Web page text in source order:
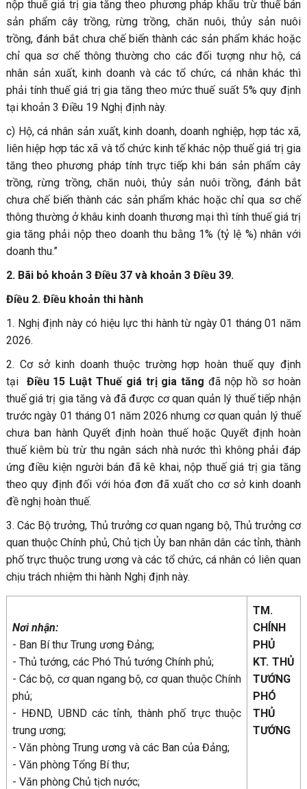
nộp thuế giá trị gia tăng theo phương pháp khấu trừ thuế bán
sản phẩm cây trồng, rừng trồng, chăn nuôi, thủy sản nuôi
trồng, đánh bắt chưa chế biến thành các sản phẩm khác hoặc
chỉ qua sơ chế thông thường cho các đối tượng như hộ, cá
nhân sản xuất, kinh doanh và các tổ chức, cá nhân khác thì
phải tính thuế giá trị gia tăng theo mức thuế suất 5% quy định
tại khoản 3 Điều 19 Nghị định này.
c) Hộ, cá nhân sản xuất, kinh doanh, doanh nghiệp, hợp tác xã,
liên hiệp hợp tác xã và tổ chức kinh tế khác nộp thuế giá trị gia
tăng theo phương pháp tính trực tiếp khi bán sản phẩm cây
trồng, rừng trồng, chăn nuôi, thủy sản nuôi trồng, đánh bắt
chưa chế biến thành các sản phẩm khác hoặc chỉ qua sơ chế
thông thường ở khâu kinh doanh thương mại thì tính thuế giá trị
gia tăng phải nộp theo doanh thu bằng 1% (tỷ lệ %) nhân với
doanh thu.”
2. Bãi bỏ khoản 3 Điều 37 và khoản 3 Điều 39.
Điều 2. Điều khoản thi hành
1. Nghị định này có hiệu lực thi hành từ ngày 01 tháng 01 năm
2026.
2. Cơ sở kinh doanh thuộc trường hợp hoàn thuế quy định
tại Điều 15 Luật Thuế giá trị gia tăng đã nộp hồ sơ hoàn
thuế giá trị gia tăng và đã được cơ quan quản lý thuế tiếp nhận
trước ngày 01 tháng 01 năm 2026 nhưng cơ quan quản lý thuế
chưa ban hành Quyết định hoàn thuế hoặc Quyết định hoàn
thuế kiêm bù trừ thu ngân sách nhà nước thì không phải đáp
ứng điều kiện người bán đã kê khai, nộp thuế giá trị gia tăng
theo quy định đối với hóa đơn đã xuất cho cơ sở kinh doanh
đề nghị hoàn thuế.
3. Các Bộ trưởng, Thủ trưởng cơ quan ngang bộ, Thủ trưởng cơ
quan thuộc Chính phủ, Chủ tịch Ủy ban nhân dân các tỉnh, thành
phố trực thuộc trung ương và các tổ chức, cá nhân có liên quan
chịu trách nhiệm thi hành Nghị định này.
Nơi nhận:
- Ban Bí thư Trung ương Đảng;
- Thủ tướng, các Phó Thủ tướng Chính phủ;
- Các bộ, cơ quan ngang bộ, cơ quan thuộc Chính
phủ;
- HĐND, UBND các tỉnh, thành phố trực thuộc
trung ương;
- Văn phòng Trung ương và các Ban của Đảng;
- Văn phòng Tổng Bí thư;
- Văn phòng Chủ tịch nước;
TM.
CHÍNH
PHỦ
KT. THỦ
TƯỚNG
PHÓ
THỦ
TƯỚNG